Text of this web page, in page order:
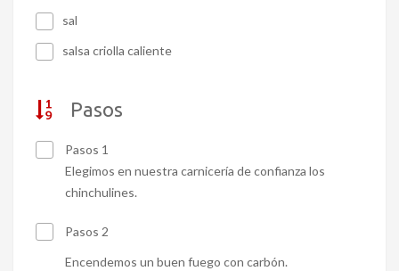
sal
salsa criolla caliente
Pasos
Pasos 1
Elegimos en nuestra carnicería de confianza los
chinchulines.
Pasos 2
Encendemos un buen fuego con carbón.